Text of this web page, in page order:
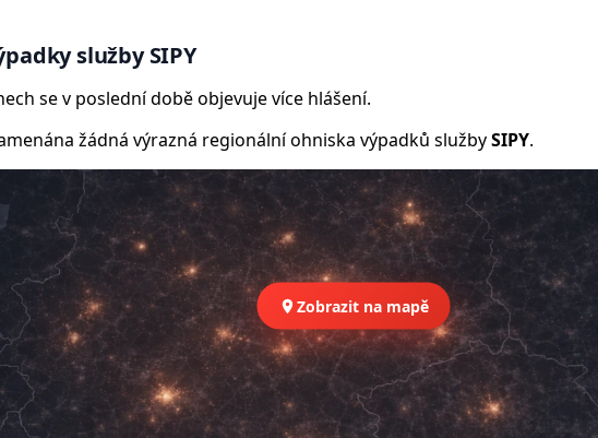
služby SIPY
se v poslední době objevuje více hlášení.
žádná výrazná regionální ohniska výpadků službySIPY.
Zobrazit na mapě